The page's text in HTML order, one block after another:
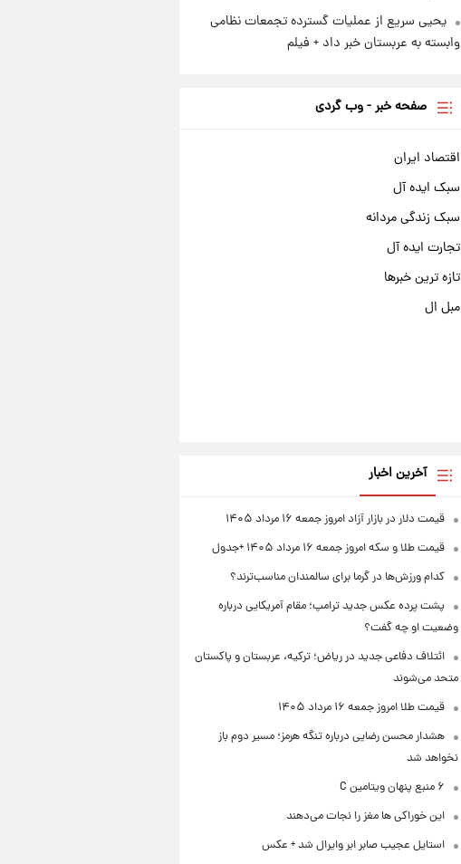
یحیی سریع از عملیات گسترده تجمعات نظامی
وابسته به عربستان خبر داد + فیلم
صفحه خبر - وب گردی
اقتصاد ایران
سبک ایده آل
سبک زندگی مردانه
تجارت ایده آل
تازه ترین خبرها
مبل ال
آخرین اخبار
قیمت دلار در بازار آزاد امروز جمعه ۱۶ مرداد ۱۴۰۵
قیمت طلا و سکه امروز جمعه ۱۶ مرداد ۱۴۰۵ +جدول
کدام ورزش‌ها در گرما برای سالمندان مناسب‌ترند؟
پشت پرده عکس جدید ترامپ؛ مقام آمریکایی درباره
وضعیت او چه گفت؟
ائتلاف دفاعی جدید در ریاض؛ ترکیه، عربستان و پاکستان
متحد می‌شوند
قیمت طلا امروز جمعه ۱۶ مرداد ۱۴۰۵
هشدار محسن رضایی درباره تنگه هرمز؛ مسیر دوم باز
نخواهد شد
۶ منبع پنهان ویتامین C
این خوراکی ها مغز را نجات می‌دهند
استایل عجیب صابر ابر وایرال شد + عکس